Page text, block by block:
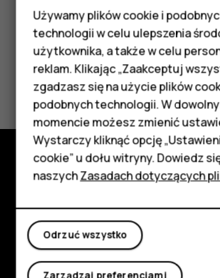
Smartfony
Telefony z
podstawowymi
Akcesoria
HMD Terra M
Tablety
Moje konto
Czy te informacje były
Tak Nie
Poznaj
Informacje
Planet and people
Wsparcie
Używamy plików cookie i
technologii w celu ulepszenia
użytkownika, a także w celu
reklam. Klikając „Zaakceptuj
zgadzasz się na użycie plików
podobnych technologii. W
momencie możesz zmienić
Wystarczy kliknąć opcję
cookie” u dołu witryny. Dowiedz
naszychZasadach dotyczących
Odrzuć wszystko